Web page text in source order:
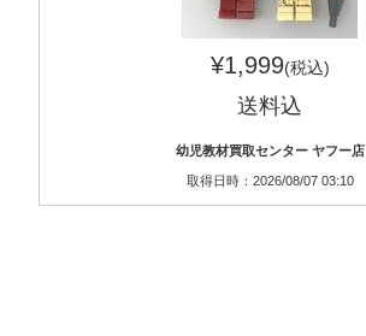
¥1,999(税込)
送料込
幼児教材買取センター ヤフー店
取得日時：2026/08/07 03:10